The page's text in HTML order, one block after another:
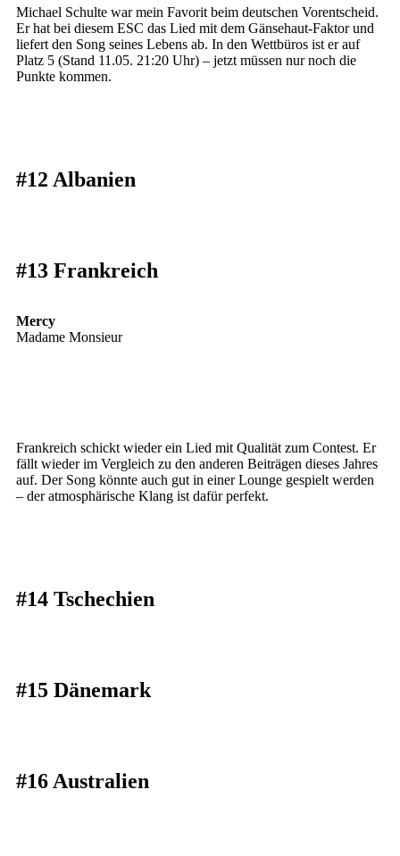
Michael Schulte war mein Favorit beim deutschen Vorentscheid.
Er hat bei diesem ESC das Lied mit dem Gänsehaut-Faktor und
liefert den Song seines Lebens ab. In den Wettbüros ist er auf
Platz 5 (Stand 11.05. 21:20 Uhr) – jetzt müssen nur noch die
Punkte kommen.
#12 Albanien
#13 Frankreich
Mercy
Madame Monsieur
Frankreich schickt wieder ein Lied mit Qualität zum Contest. Er
fällt wieder im Vergleich zu den anderen Beiträgen dieses Jahres
auf. Der Song könnte auch gut in einer Lounge gespielt werden
– der atmosphärische Klang ist dafür perfekt.
#14 Tschechien
#15 Dänemark
#16 Australien